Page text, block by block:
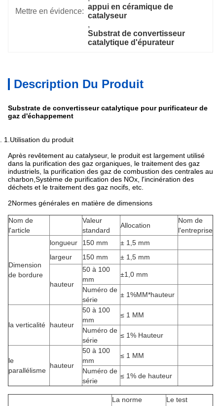
Mettre en évidence:
appui en céramique de
catalyseur
,
Substrat de convertisseur
catalytique d'épurateur
Description Du Produit
Substrate de convertisseur catalytique pour purificateur de
gaz d'échappement
1.Utilisation du produit
Après revêtement au catalyseur, le produit est largement utilisé
dans la purification des gaz organiques, le traitement des gaz
industriels, la purification des gaz de combustion des centrales au
charbon,Système de purification des NOx, l'incinération des
déchets et le traitement des gaz nocifs, etc.
2Normes générales en matière de dimensions
Nom de
l'article
Valeur
standard
Allocation
Nom de
l'entreprise
Dimension
de bordure
longueur 150 mm
± 1,5 mm
largeur
150 mm ± 1,5 mm
hauteur
50 à 100
mm
±1,0 mm
Numéro de
série
± 1%MM*hauteur
la verticalité hauteur
50 à 100
mm
≤ 1 MM
Numéro de
série
≤ 1% Hauteur
le
parallélisme
hauteur
50 à 100
mm
≤ 1 MM
Numéro de
série
≤ 1% de hauteur
La norme
Le test